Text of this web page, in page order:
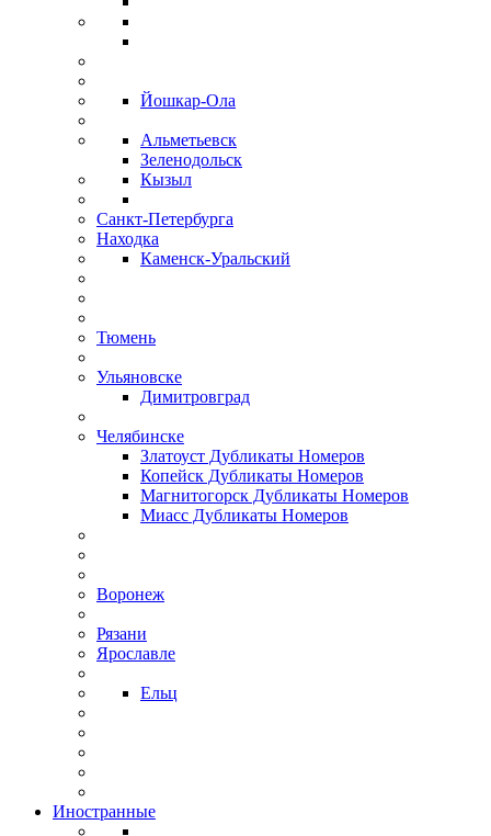
Йошкар-Ола
Альметьевск
Зеленодольск
Кызыл
Санкт-Петербурга
Находка
Каменск-Уральский
Тюмень
Ульяновске
Димитровград
Челябинске
Златоуст Дубликаты Номеров
Копейск Дубликаты Номеров
Магнитогорск Дубликаты Номеров
Миасс Дубликаты Номеров
Воронеж
Рязани
Ярославле
Ельц
Иностранные